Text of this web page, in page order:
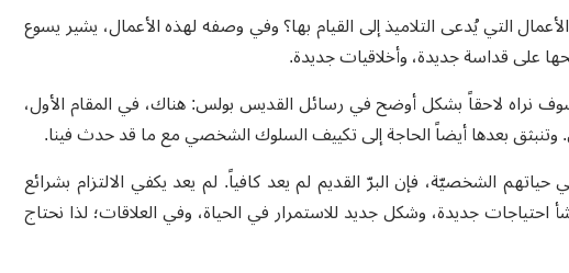
التي يُدعى التلاميذ إلى القيام بها؟ وفي وصفه لهذه الأعمال، يشير يسوع
على قداسة جديدة، وأخلاقيات جديدة.
نراه لاحقاً بشكل أوضح في رسائل القديس بولس: هناك، في المقام الأول،
وتنبثق بعدها أيضاً الحاجة إلى تكييف السلوك الشخصي مع ما قد حدث فينا.
الشخصيّة، فإن البرّ القديم لم يعد كافياً. لم يعد يكفي الالتزام بشرائع
احتياجات جديدة، وشكل جديد للاستمرار في الحياة، وفي العلاقات؛ لذا نحتاج